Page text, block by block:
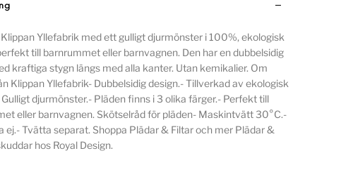
Yllefabrik med ett gulligt djurmönster i 100%, ekologisk
till barnrummet eller barnvagnen. Den har en dubbelsidig
kraftiga stygn längs med alla kanter. Utan kemikalier. Om
Klippan Yllefabrik- Dubbelsidig design.- Tillverkad av ekologisk
djurmönster.- Pläden finns i 3 olika färger.- Perfekt till
eller barnvagnen. Skötselråd för pläden- Maskintvätt 30°C.-
ej.- Tvätta separat. Shoppa Plädar & Filtar och mer Plädar &
hos Royal Design.